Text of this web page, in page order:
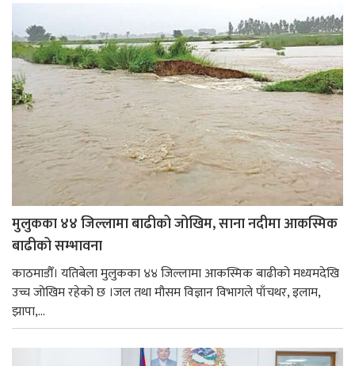
मुलुकका ४४ जिल्लामा बाढीको जोखिम, साना नदीमा आकस्मिक
बाढीको सम्भावना
काठमाडौँ। यतिबेला मुलुकका ४४ जिल्लामा आकस्मिक बाढीको मध्यमदेखि
उच्च जोखिम रहेको छ ।जल तथा मौसम विज्ञान विभागले पाँचथर, इलाम,
झापा,...